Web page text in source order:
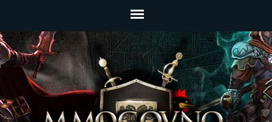
Главное
меню
Jump to navigation